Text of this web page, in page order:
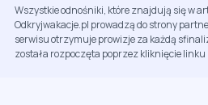
Wszystkie odnośniki, które znajdują się w
Odkryjwakacje.pl prowadzą do strony
serwisu otrzymuje prowizje za każdą
została rozpoczęta poprzez kliknięcie